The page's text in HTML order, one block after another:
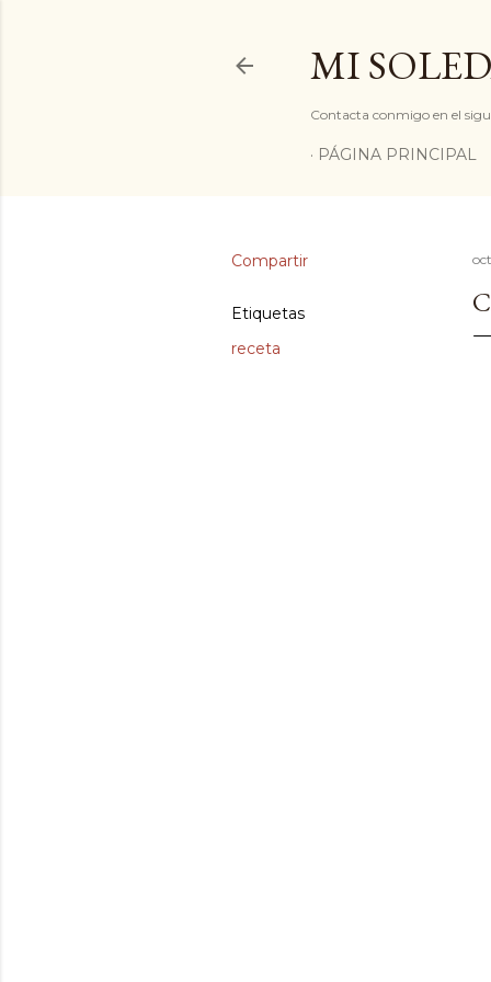
MI
Contacta conmigo en el
PÁGINA PRINCIPAL
Compartir
Etiquetas
receta